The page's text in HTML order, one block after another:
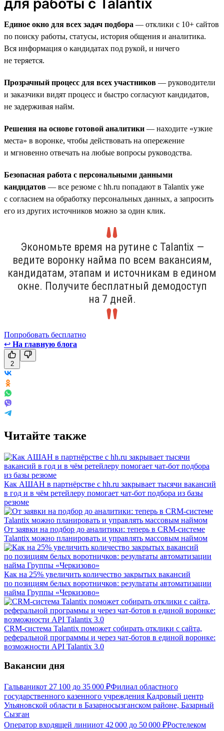
для работы с Talantix
Единое окно для всех задач подбора — отклики с 10+ сайтов
по поиску работы, статусы, история общения и аналитика.
Вся информация о кандидатах под рукой, и ничего
не теряется.
Прозрачный процесс для всех участников — руководители
и заказчики видят процесс и быстро согласуют кандидатов,
не задерживая найм.
Решения на основе готовой аналитики — находите «узкие
места» в воронке, чтобы действовать на опережение
и мгновенно отвечать на любые вопросы руководства.
Безопасная работа с персональными данными
кандидатов — все резюме с hh.ru попадают в Talantix уже
с согласием на обработку персональных данных, а запросить
его из других источников можно за один клик.
Экономьте время на рутине с Talantix —
ведите воронку найма по всем вакансиям,
кандидатам, этапам и источникам в едином
окне. Получите бесплатный демодоступ
на 7 дней.
Попробовать бесплатно
↩ На главную блога
2
Читайте также
Как АШАН в партнёрстве с hh.ru закрывает тысячи вакансий
в год и в чём ретейлеру помогает чат-бот подбора из базы
резюме
От заявки на подбор до аналитики: теперь в CRM-системе
Talantix можно планировать и управлять массовым наймом
Как на 25% увеличить количество закрытых вакансий
по позициям белых воротничков: результаты автоматизации
найма Группы «Черкизово»
CRM-система Talantix поможет собирать отклики с сайта,
реферальной программы и через чат-ботов в единой воронке:
возможности API Talantix 3.0
Вакансии дня
Гальваникот 27 100 до 35 000 ₽Филиал областного
государственного казенного учреждения Кадровый центр
Ульяновской области в Базарносызганском районе, Базарный
Сызган
Оператор входящей линииот 42 000 до 50 000 ₽Ростелеком